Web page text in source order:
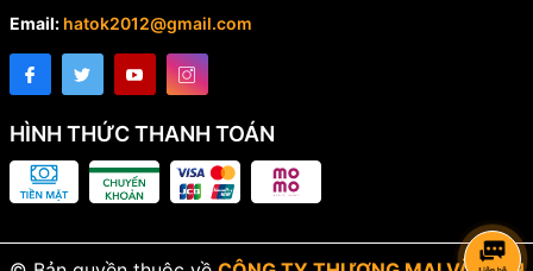
Email: hatok2012@gmail.com
HÌNH THỨC THANH TOÁN